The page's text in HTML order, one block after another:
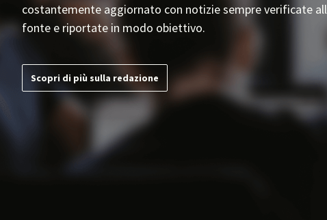
costantemente aggiornato con notizie sempre verificate
fonte e riportate in modo obiettivo.
Scopri di più sulla redazione